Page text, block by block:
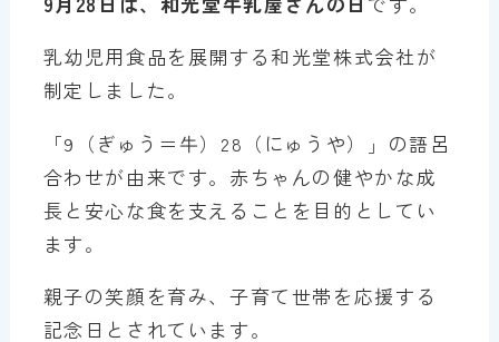
乳幼児用食品を展開する和光堂株式会社が
制定しました。
「9（ぎゅう＝牛）28（にゅうや）」の語呂
合わせが由来です。赤ちゃんの健やかな成
長と安心な食を支えることを目的としてい
ます。
親子の笑顔を育み、子育て世帯を応援する
記念日とされています。